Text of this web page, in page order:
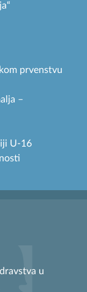
prvenstvu
–
U-16
u